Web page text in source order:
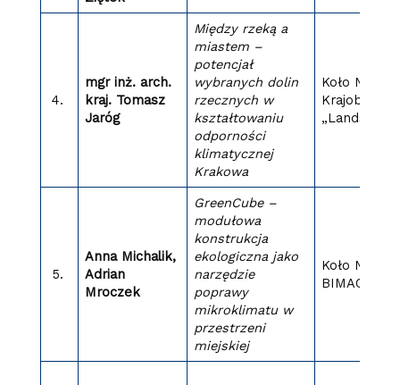
4.
mgr inż. arch.
kraj. Tomasz
Jaróg
Między rzeką a
miastem –
potencjał
wybranych dolin
rzecznych w
kształtowaniu
odporności
klimatycznej
Krakowa
Koło
Krajobrazy
5.
Anna Michalik,
Adrian
Mroczek
GreenCube –
modułowa
konstrukcja
ekologiczna jako
narzędzie
poprawy
mikroklimatu w
przestrzeni
miejskiej
Koło
BIMAGINE